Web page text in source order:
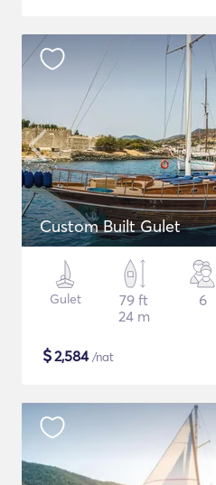
Custom Built Gulet
Gulet
79 ft
24 m
6
$2,584/nat